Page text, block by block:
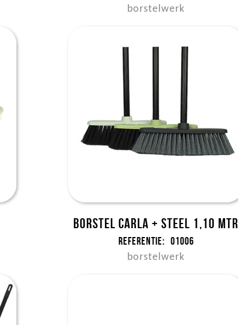
borstelwerk
Borstel Carla + steel 1,10 mtr
Referentie: 01006
borstelwerk